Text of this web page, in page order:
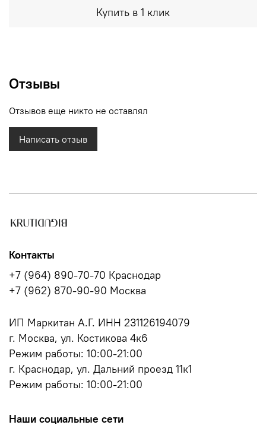
Купить в 1 клик
Отзывы
Отзывов еще никто не оставлял
Написать отзыв
Контакты
+7 (964) 890-70-70 Краснодар
+7 (962) 870-90-90 Москва
ИП Маркитан А.Г. ИНН 231126194079
г. Москва, ул. Костикова 4к6
Режим работы: 10:00-21:00
г. Краснодар, ул. Дальний проезд 11к1
Режим работы: 10:00-21:00
Наши социальные сети